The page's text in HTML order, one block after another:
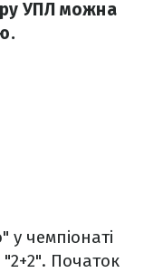
УПЛ можна
чемпіонаті
Початок